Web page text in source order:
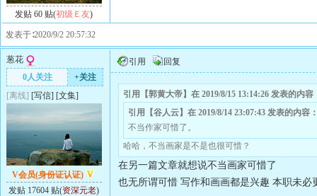
发贴 60 贴(初级Ｅ友)
发表于∶2020/9/2 20:57:32
葱花
0人关注
+关注
[离线] [写信] [文集]
V会员(身份证认证)
发贴 17604 贴(资深元老)
引用 回复
引用【郭黄大帝】在 2019/8/15 13:14:26 发表的内容
引用【谷人云】在 2019/8/14 23:07:43 发表的内容
不当作家可惜了。
哈哈，不当画家是不是也很可惜？
在另一篇文章就想说不当画家可惜了
也无所谓可惜 写作和画画都是兴趣 本职未必